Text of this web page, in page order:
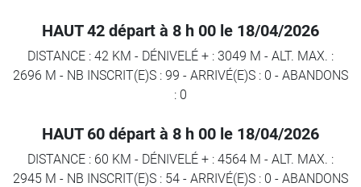
HAUT 42 départ à 8 h 00 le 18/04/2026
DISTANCE : 42 KM - DÉNIVELÉ + : 3049 M - ALT. MAX. :
2696 M - NB INSCRIT(E)S : 99 - ARRIVÉ(E)S : 0 - ABANDONS
: 0
HAUT 60 départ à 8 h 00 le 18/04/2026
DISTANCE : 60 KM - DÉNIVELÉ + : 4564 M - ALT. MAX. :
2945 M - NB INSCRIT(E)S : 54 - ARRIVÉ(E)S : 0 - ABANDONS